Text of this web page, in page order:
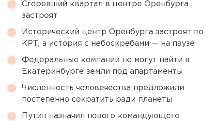
Сгоревший квартал в центре Оренбурга
застроят
Исторический центр Оренбурга застроят по
КРТ, а история с небоскребами — на паузе
Федеральные компании не могут найти в
Екатеринбурге земли под апартаменты
Численность человечества предложили
постепенно сократить ради планеты
Путин назначил нового командующего